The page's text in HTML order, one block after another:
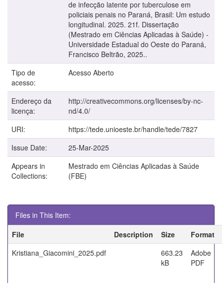
de infecção latente por tuberculose em
policiais penais no Paraná, Brasil: Um estudo
longitudinal. 2025. 21f. Dissertação
(Mestrado em Ciências Aplicadas à Saúde) -
Universidade Estadual do Oeste do Paraná,
Francisco Beltrão, 2025..
Tipo de
acesso:
Acesso Aberto
Endereço da
licença:
http://creativecommons.org/licenses/by-nc-
nd/4.0/
URI:
https://tede.unioeste.br/handle/tede/7827
Issue Date:
25-Mar-2025
Appears in
Collections:
Mestrado em Ciências Aplicadas à Saúde
(FBE)
Files in This Item:
File
Description Size
Format
Kristiana_Giacomini_2025.pdf
663.23
kB
Adobe
PDF